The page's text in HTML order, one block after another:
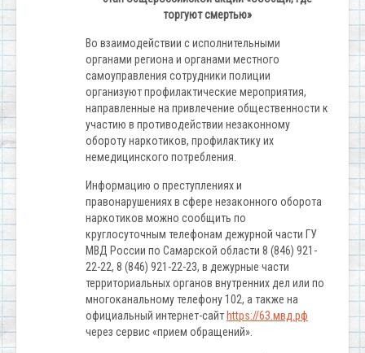
торгуют смертью»
Во взаимодействии с исполнительными
органами региона и органами местного
самоуправления сотрудники полиции
организуют профилактические мероприятия,
направленные на привлечение общественности к
участию в противодействии незаконному
обороту наркотиков, профилактику их
немедицинского потребления.
Информацию о преступлениях и
правонарушениях в сфере незаконного оборота
наркотиков можно сообщить по
круглосуточным телефонам дежурной части ГУ
МВД России по Самарской области 8 (846) 921-
22-22, 8 (846) 921-22-23, в дежурные части
территориальных органов внутренних дел или по
многоканальному телефону 102, а также на
официальный интернет-сайт https://63.мвд.рф
через сервис «прием обращений».